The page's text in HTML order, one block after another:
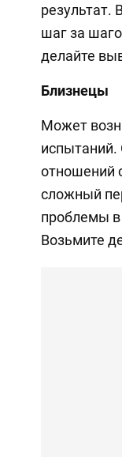
результат.
шаг за
делайте
Близнецы
Может
испытаний.
отношений
сложный
проблемы в
Возьмите